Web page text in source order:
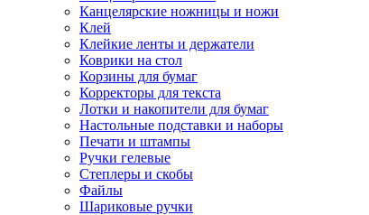
Канцелярские ножницы и ножи
Клей
Клейкие ленты и держатели
Коврики на стол
Корзины для бумаг
Корректоры для текста
Лотки и накопители для бумаг
Настольные подставки и наборы
Печати и штампы
Ручки гелевые
Степлеры и скобы
Файлы
Шариковые ручки